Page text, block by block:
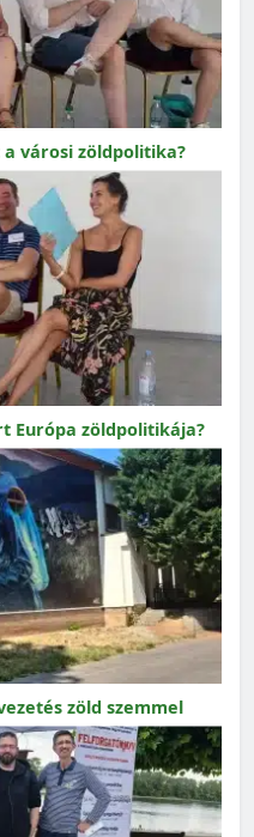
városi zöldpolitika?
Európa zöldpolitikája?
zöld szemmel